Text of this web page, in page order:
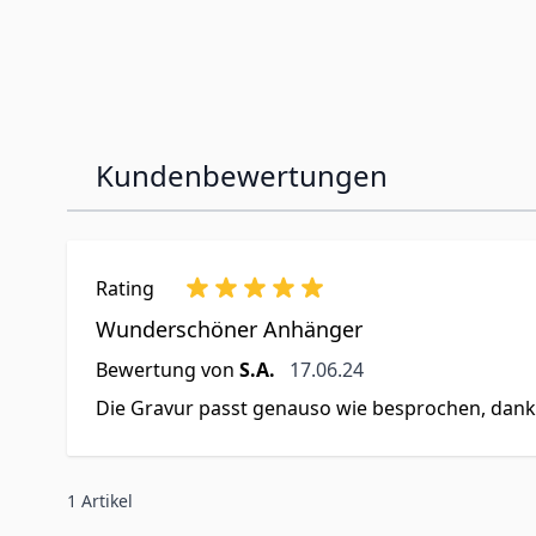
Kundenbewertungen
Rating
Wunderschöner Anhänger
Bewertung von S.A. 17. Juni 2024
17.06.24
Die Gravur passt genauso wie besprochen,
1 Artikel